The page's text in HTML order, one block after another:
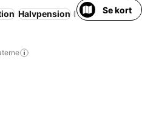
Halvpension Lejlighed med
Se kort